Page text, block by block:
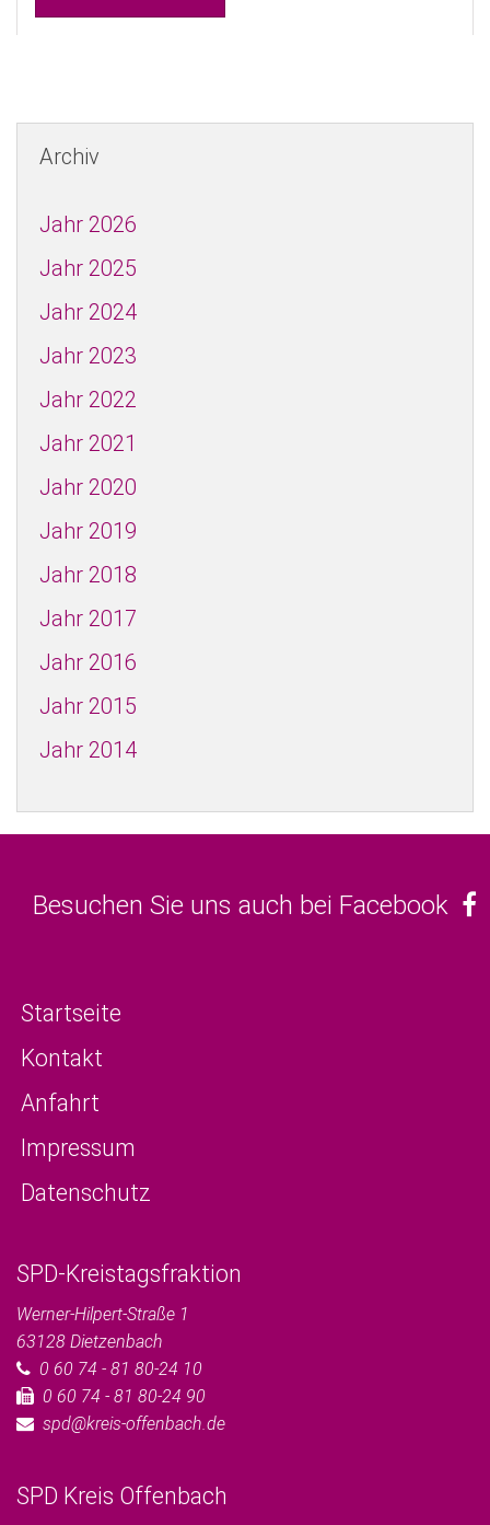
Archiv
Jahr 2026
Jahr 2025
Jahr 2024
Jahr 2023
Jahr 2022
Jahr 2021
Jahr 2020
Jahr 2019
Jahr 2018
Jahr 2017
Jahr 2016
Jahr 2015
Jahr 2014
Besuchen Sie uns auch bei Facebook
Startseite
Kontakt
Anfahrt
Impressum
Datenschutz
SPD-Kreistagsfraktion
Werner-Hilpert-Straße 1
63128 Dietzenbach
0 60 74 - 81 80-24 10
0 60 74 - 81 80-24 90
spd@kreis-offenbach.de
SPD Kreis Offenbach